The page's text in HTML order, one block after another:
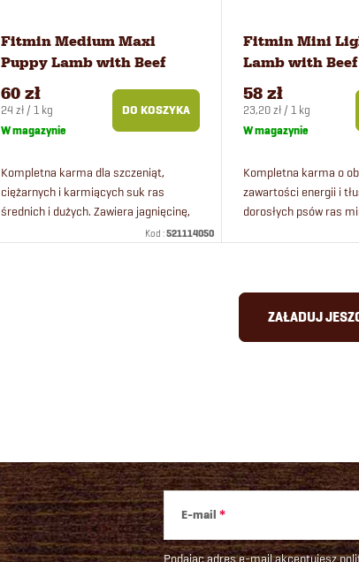
Fitmin Medium Maxi
Puppy Lamb with Beef
karma dla psów 2,5 kg
60 zł
Cena
jednostkowa:
24 zł / 1 kg
W magazynie
DO KOSZYKA
Kompletna karma dla szczeniąt,
ciężarnych i karmiących suk ras
średnich i dużych. Zawiera jagnięcinę,
wołowinę i ryż. Karma jest odpowiednia
Kod :521114050
Fitmin Mini
Lamb with
psów 2,5 kg
58 zł
Cena
jednostkowa:
23,20 zł / 1 kg
W magazynie
Kompletna karma o
zawartości energii i
dorosłych psów ras
oraz dla starszych
ZAŁADUJ
E-mail
Podając adres e-mail akceptujesz